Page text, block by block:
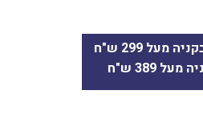
299 ש"ח
389 ש"ח